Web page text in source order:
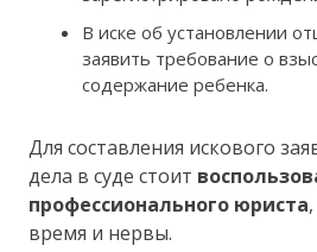
В иске об установлении
заявить требование о
содержание ребенка.
Для составления искового
дела в суде стоит
профессионального юриста
время и нервы.